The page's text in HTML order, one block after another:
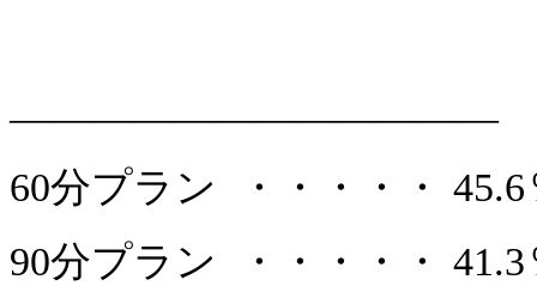
————————————
60分プラン ・・・・・ 45.6
90分プラン ・・・・・ 41.3